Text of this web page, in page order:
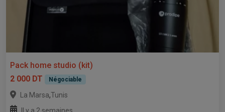
Pack home studio (kit)
2 000 DT
Négociable
La Marsa,Tunis